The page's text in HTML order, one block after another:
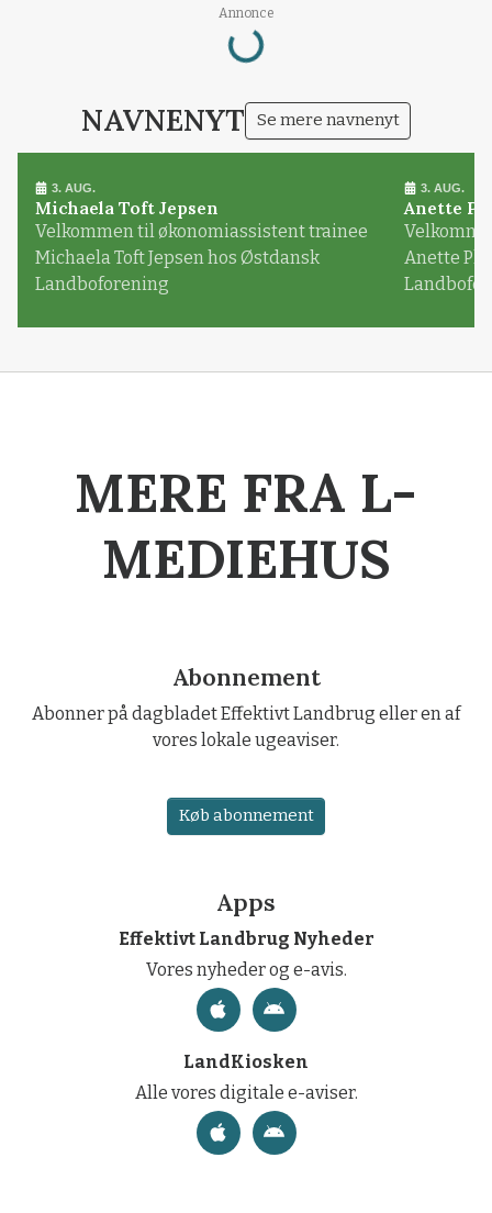
Annonce
Loading...
NAVNENYT Se mere navnenyt
3. AUG.
Michaela Toft Jepsen
Velkommen til økonomiassistent trainee
Michaela Toft Jepsen hos Østdansk
Landboforening
3. AUG.
Anette
Anette
MERE FRA L-
MEDIEHUS
Abonnement
Abonner på dagbladet Effektivt Landbrug eller en af
vores lokale ugeaviser.
Køb abonnement
Apps
Effektivt Landbrug Nyheder
Vores nyheder og e-avis.
LandKiosken
Alle vores digitale e-aviser.